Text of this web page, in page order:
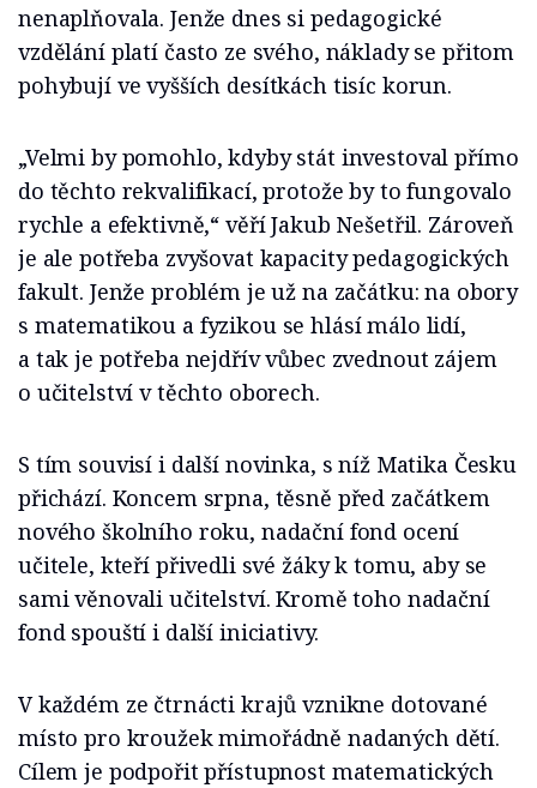
nenaplňovala. Jenže dnes si pedagogické
vzdělání platí často ze svého, náklady se přitom
pohybují ve vyšších desítkách tisíc korun.
„Velmi by pomohlo, kdyby stát investoval přímo
do těchto rekvalifikací, protože by to fungovalo
rychle a efektivně,“ věří Jakub Nešetřil. Zároveň
je ale potřeba zvyšovat kapacity pedagogických
fakult. Jenže problém je už na začátku: na obory
s matematikou a fyzikou se hlásí málo lidí,
a tak je potřeba nejdřív vůbec zvednout zájem
o učitelství v těchto oborech.
S tím souvisí i další novinka, s níž Matika Česku
přichází. Koncem srpna, těsně před začátkem
nového školního roku, nadační fond ocení
učitele, kteří přivedli své žáky k tomu, aby se
sami věnovali učitelství. Kromě toho nadační
fond spouští i další iniciativy.
V každém ze čtrnácti krajů vznikne dotované
místo pro kroužek mimořádně nadaných dětí.
Cílem je podpořit přístupnost matematických